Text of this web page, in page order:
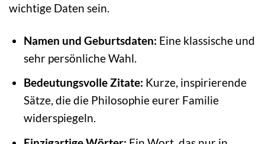
wichtige Daten sein.
Namen und Geburtsdaten: Eine klassische und
sehr persönliche Wahl.
Bedeutungsvolle Zitate: Kurze, inspirierende
Sätze, die die Philosophie eurer Familie
widerspiegeln.